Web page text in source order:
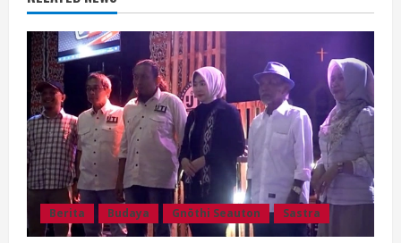
e
a
d
i
n
g
Berita Budaya Gnōthi Seauton Sastra